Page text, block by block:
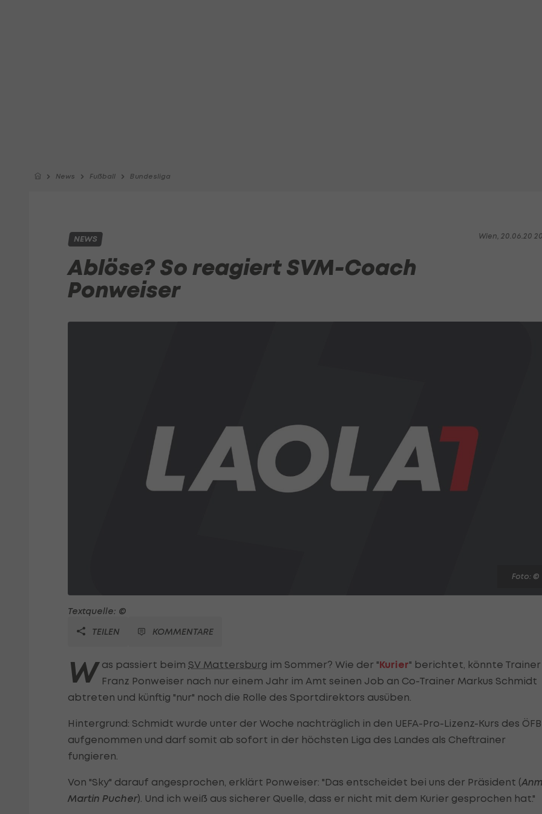
News Fußball Bundesliga
Wien, 20.06.20
NEWS
Ablöse? So reagiert SVM-Coach
Ponweiser
Foto: ©
Textquelle: ©
TEILEN
KOMMENTARE
W as passiert beim SV Mattersburg im Sommer? Wie der "Kurier" berichtet, könnte Trainer
Franz Ponweiser nach nur einem Jahr im Amt seinen Job an Co-Trainer Markus Schmidt
abtreten und künftig "nur" noch die Rolle des Sportdirektors ausüben.
Hintergrund: Schmidt wurde unter der Woche nachträglich in den UEFA-Pro-Lizenz-Kurs des ÖFB
aufgenommen und darf somit ab sofort in der höchsten Liga des Landes als Cheftrainer
fungieren.
Von "Sky" darauf angesprochen, erklärt Ponweiser: "Das entscheidet bei uns der Präsident (
Martin Pucher). Und ich weiß aus sicherer Quelle, dass er nicht mit dem Kurier gesprochen hat."